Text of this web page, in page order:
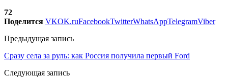
72
Поделится VKOK.ruFacebookTwitterWhatsAppTelegramViber
Предыдущая запись
Сразу села за руль: как Россия получила первый Ford
Следующая запись